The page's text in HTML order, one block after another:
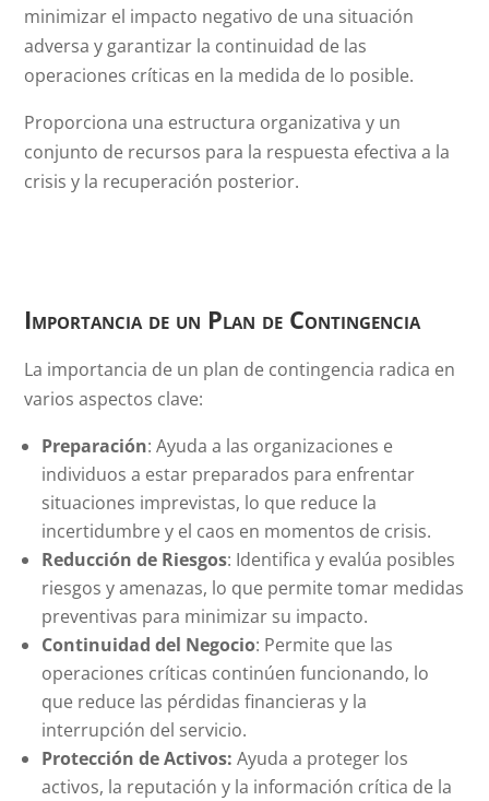
minimizar el impacto negativo de una situación
adversa y garantizar la continuidad de las
operaciones críticas en la medida de lo posible.
Proporciona una estructura organizativa y un
conjunto de recursos para la respuesta efectiva a la
crisis y la recuperación posterior.
Importancia de un Plan de Contingencia
La importancia de un plan de contingencia radica en
varios aspectos clave:
Preparación: Ayuda a las organizaciones e
individuos a estar preparados para enfrentar
situaciones imprevistas, lo que reduce la
incertidumbre y el caos en momentos de crisis.
Reducción de Riesgos: Identifica y evalúa posibles
riesgos y amenazas, lo que permite tomar medidas
preventivas para minimizar su impacto.
Continuidad del Negocio: Permite que las
operaciones críticas continúen funcionando, lo
que reduce las pérdidas financieras y la
interrupción del servicio.
Protección de Activos: Ayuda a proteger los
activos, la reputación y la información crítica de la